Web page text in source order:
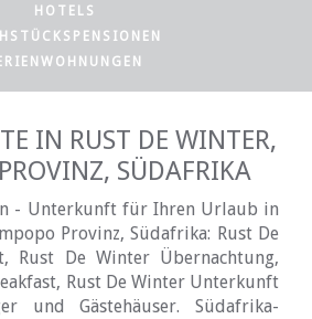
HOTELS
IN RUST DE WINTER,
SÜDAFRIKA
- Unterkunft für Ihren Urlaub in
Provinz, Südafrika: Rust De
Rust De Winter Übernachtung,
Rust De Winter Unterkunft
und Gästehäuser. Südafrika-